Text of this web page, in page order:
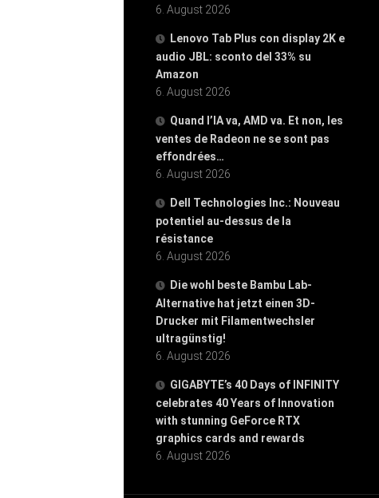
6. August 2026
Lenovo Tab Plus con display 2K e
audio JBL: sconto del 33% su
Amazon
6. August 2026
Quand l’IA va, AMD va. Et non, les
ventes de Radeon ne se sont pas
effondrées…
6. August 2026
Dell Technologies Inc.: Nouveau
potentiel au-dessus de la
résistance
6. August 2026
Die wohl beste Bambu Lab-
Alternative hat jetzt einen 3D-
Drucker mit Filamentwechsler
ultragünstig!
6. August 2026
GIGABYTE’s 40 Days of INFINITY
celebrates 40 Years of Innovation
with stunning GeForce RTX
graphics cards and rewards
6. August 2026